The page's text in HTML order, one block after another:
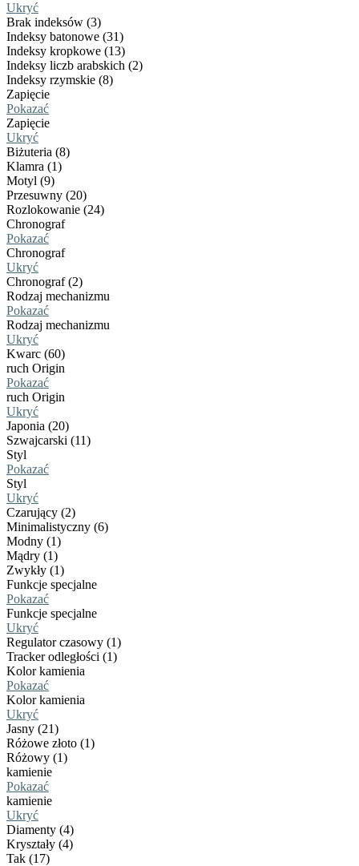
Ukryć
Brak indeksów (3)
Indeksy batonowe (31)
Indeksy kropkowe (13)
Indeksy liczb arabskich (2)
Indeksy rzymskie (8)
Zapięcie
Pokazać
Zapięcie
Ukryć
Biżuteria (8)
Klamra (1)
Motyl (9)
Przesuwny (20)
Rozlokowanie (24)
Chronograf
Pokazać
Chronograf
Ukryć
Chronograf (2)
Rodzaj mechanizmu
Pokazać
Rodzaj mechanizmu
Ukryć
Kwarc (60)
ruch Origin
Pokazać
ruch Origin
Ukryć
Japonia (20)
Szwajcarski (11)
Styl
Pokazać
Styl
Ukryć
Czarujący (2)
Minimalistyczny (6)
Modny (1)
Mądry (1)
Zwykły (1)
Funkcje specjalne
Pokazać
Funkcje specjalne
Ukryć
Regulator czasowy (1)
Tracker odległości (1)
Kolor kamienia
Pokazać
Kolor kamienia
Ukryć
Jasny (21)
Różowe złoto (1)
Różowy (1)
kamienie
Pokazać
kamienie
Ukryć
Diamenty (4)
Kryształy (4)
Tak (17)